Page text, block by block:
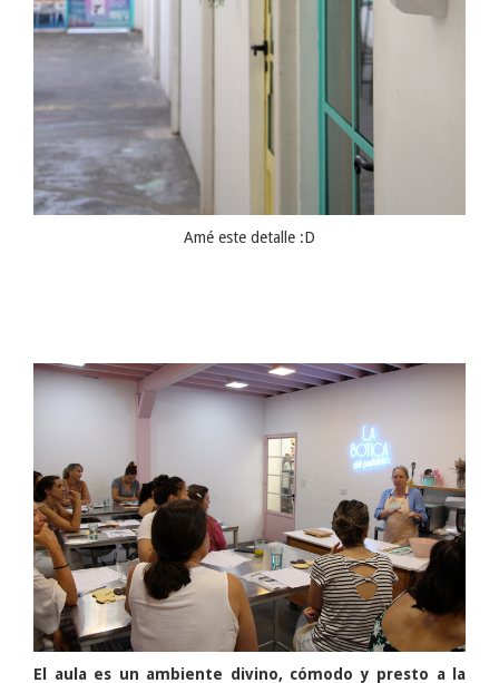
Amé este detalle :D
El aula es un ambiente divino, cómodo y presto a la